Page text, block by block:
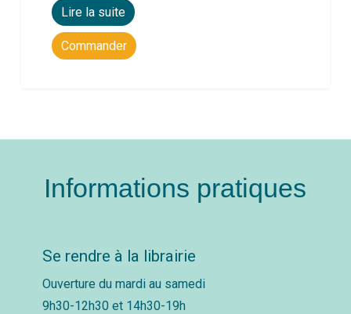
Lire la suite
Commander
Informations pratiques
Se rendre à la librairie
Ouverture du mardi au samedi
9h30-12h30 et 14h30-19h